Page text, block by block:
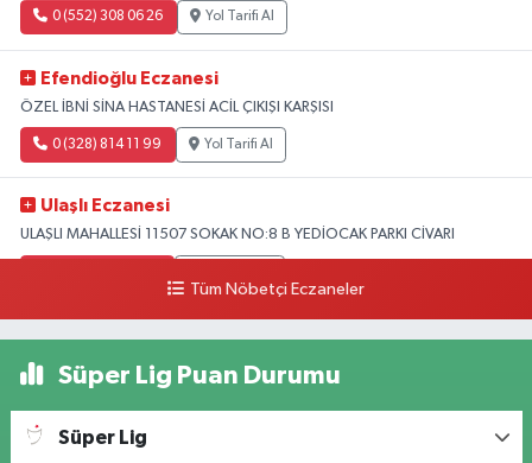
0 (552) 308 06 26 Yol Tarifi Al
Efendioğlu Eczanesi
ÖZEL İBNİ SİNA HASTANESİ ACİL ÇIKIŞI KARŞISI
0 (328) 814 11 99 Yol Tarifi Al
Ulaşlı Eczanesi
ULAŞLI MAHALLESİ 11507 SOKAK NO:8 B YEDİOCAK PARKI CİVARI
Tüm Nöbetçi Eczaneler
Süper Lig Puan Durumu
Süper Lig